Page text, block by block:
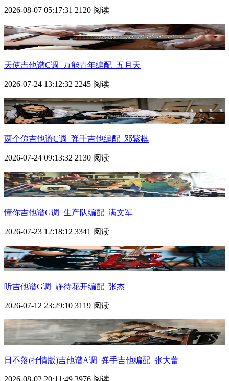
2026-08-07 05:17:31 2120 阅读
天使吉他谱C调_万能青年编配_五月天
2026-07-24 13:12:32 2245 阅读
两个你吉他谱C调_弹手吉他编配_邓紫棋
2026-07-24 09:13:32 2130 阅读
懂你吉他谱G调_生产队编配_满文军
2026-07-23 12:18:12 3341 阅读
听吉他谱G调_静待花开编配_张杰
2026-07-12 23:29:10 3119 阅读
日不落(抒情版)吉他谱A调_弹手吉他编配_张大蕾
2026-08-02 20:11:49 3976 阅读